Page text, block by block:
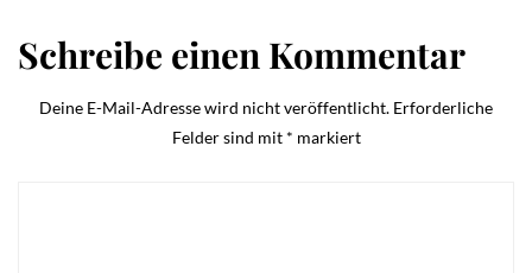
Schreibe einen Kommentar
Deine E-Mail-Adresse wird nicht veröffentlicht. Erforderliche
Felder sind mit * markiert